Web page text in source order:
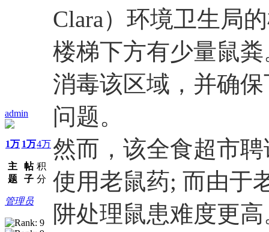
admin
1万
主
题
1万
帖
子
4万
积
分
管理员
Clara）环境卫生局
楼梯下方有少量鼠
消毒该区域，并确
问题。
然而，该全食超市
使用老鼠药; 而由于
阱处理鼠患难度更